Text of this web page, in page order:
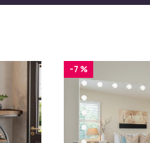
-7 %